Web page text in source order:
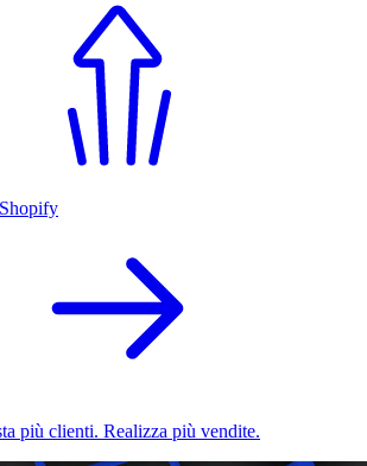
più clienti. Realizza più vendite.